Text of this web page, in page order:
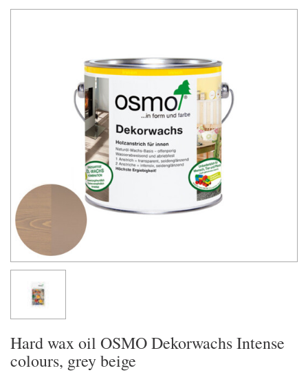
Hard wax oil OSMO Dekorwachs Intense
colours, grey beige